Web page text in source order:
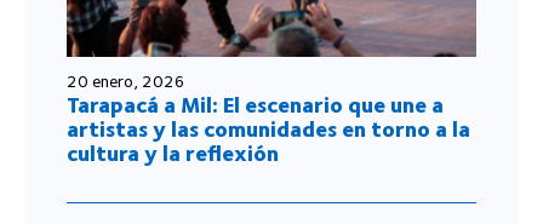
20 enero, 2026
Tarapacá a Mil: El escenario que une a
artistas y las comunidades en torno a la
cultura y la reflexión